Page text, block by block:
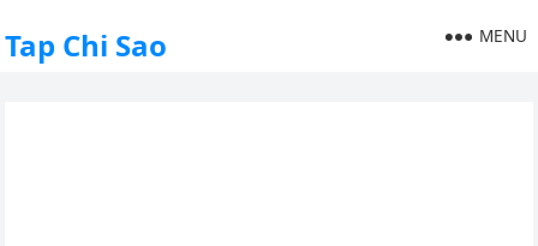
Tap Chi Sao MENU